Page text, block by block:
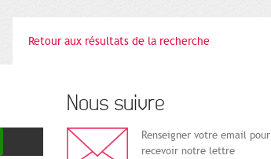
Retour aux résultats de la recherche
Nous suivre
Renseigner votre email pour
recevoir notre lettre